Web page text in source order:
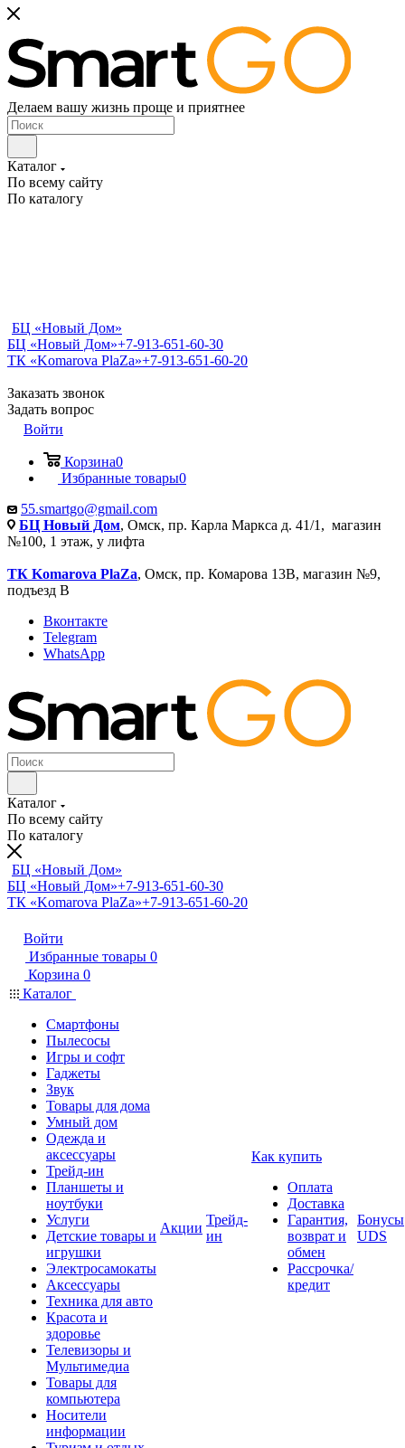
Делаем вашу жизнь проще и приятнее
Каталог
По всему сайту
По каталогу
БЦ «Новый Дом»
БЦ «Новый Дом»+7-913-651-60-30
ТК «Komarova PlaZa»+7-913-651-60-20
Заказать звонок
Задать вопрос
Войти
Корзина0
Избранные товары0
55.smartgo@gmail.com
БЦ Новый Дом, Омск, пр. Карла Маркса д. 41/1, магазин
№100, 1 этаж, у лифта
ТК Komarova PlaZa, Омск, пр. Комарова 13В, магазин №9,
подъезд В
Вконтакте
Telegram
WhatsApp
Каталог
По всему сайту
По каталогу
БЦ «Новый Дом»
БЦ «Новый Дом»+7-913-651-60-30
ТК «Komarova PlaZa»+7-913-651-60-20
Войти
Избранные товары 0
Корзина 0
Каталог
Смартфоны
Пылесосы
Игры и софт
Гаджеты
Звук
Товары для дома
Умный дом
Одежда и
аксессуары
Трейд-ин
Планшеты и
ноутбуки
Услуги
Детские товары и
игрушки
Электросамокаты
Аксессуары
Техника для авто
Красота и
здоровье
Телевизоры и
Мультимедиа
Товары для
компьютера
Носители
информации
Акции
Трейд-
ин
Как купить
Оплата
Доставка
Гарантия,
возврат и
обмен
Рассрочка/
кредит
Бонусы
UDS